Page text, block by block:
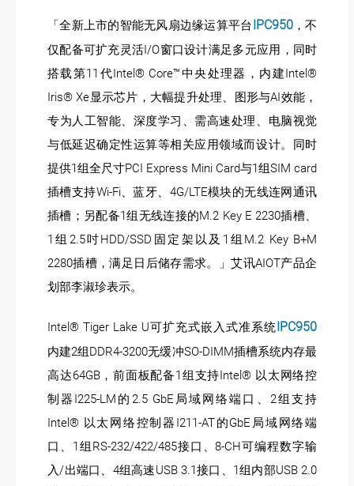
「全新上市的智能无风扇边缘运算平台IPC950，不
仅配备可扩充灵活I/O窗口设计满足多元应用，同时
搭载第11代Intel® Core™中央处理器，内建Intel®
Iris® Xe显示芯片，大幅提升处理、图形与AI效能，
专为人工智能、深度学习、需高速处理、电脑视觉
与低延迟确定性运算等相关应用领域而设计。同时
提供1组全尺寸PCI Express Mini Card与1组SIM card
插槽支持Wi-Fi、蓝牙、4G/LTE模块的无线连网通讯
插槽；另配备1组无线连接的M.2 Key E 2230插槽、
1组2.5吋HDD/SSD固定架以及1组M.2 Key B+M
2280插槽，满足日后储存需求。」艾讯AIOT产品企
划部李淑珍表示。
Intel® Tiger Lake U可扩充式嵌入式准系统IPC950
内建2组DDR4-3200无缓冲SO-DIMM插槽系统内存最
高达64GB，前面板配备1组支持Intel® 以太网络控
制器I225-LM的2.5 GbE局域网络端口、2组支持
Intel® 以太网络控制器I211-AT的GbE局域网络端
口、1组RS-232/422/485接口、8-CH可编程数字输
入/出端口、4组高速USB 3.1接口、1组内部USB 2.0